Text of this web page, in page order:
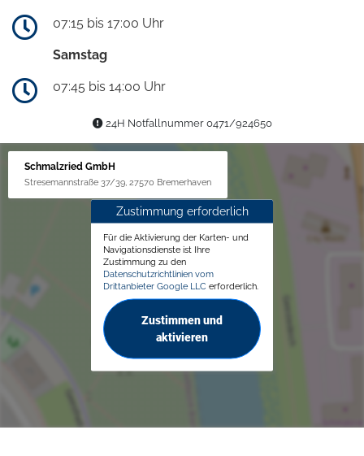
07:15 bis 17:00 Uhr
Samstag
07:45 bis 14:00 Uhr
24H Notfallnummer 0471/924650
Schmalzried GmbH
Stresemannstraße 37/39, 27570 Bremerhaven
Zustimmung erforderlich
Für die Aktivierung der Karten- und
Navigationsdienste ist Ihre
Zustimmung zu den
Datenschutzrichtlinien vom
Drittanbieter Google LLC erforderlich.
Zustimmen und
aktivieren